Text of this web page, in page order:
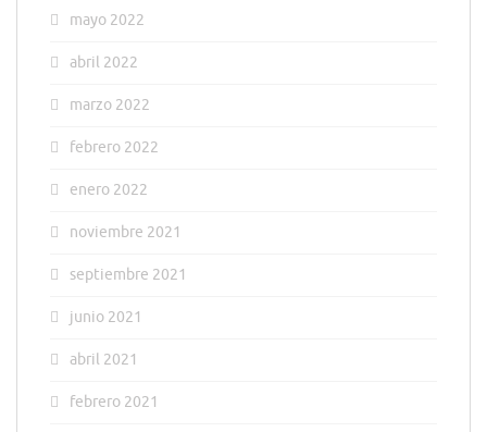
mayo 2022
abril 2022
marzo 2022
febrero 2022
enero 2022
noviembre 2021
septiembre 2021
junio 2021
abril 2021
febrero 2021